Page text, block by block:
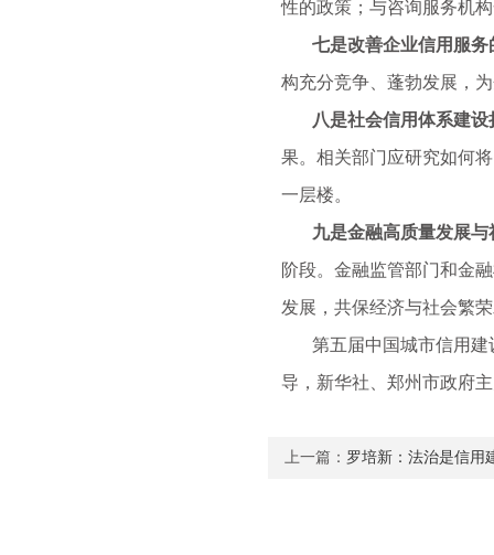
性的政策；与咨询服务机
七是改善企业信用服务
构充分竞争、蓬勃发展，
八是社会信用体系建设
果。相关部门应研究如何
一层楼。
九是金融高质量发展与
阶段。金融监管部门和金
发展，共保经济与社会繁
第五届中国城市信用建
导，新华社、郑州市政府
上一篇： 罗培新：法治是信用